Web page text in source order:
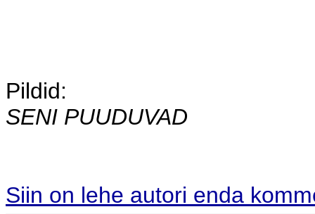
Pildid:
SENI PUUDUVAD
Siin on lehe autori enda